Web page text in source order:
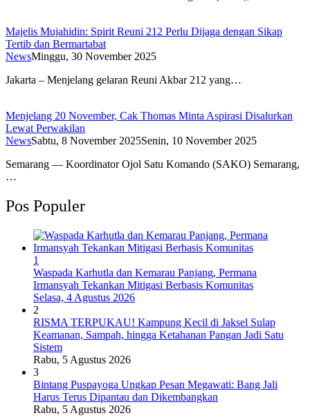
Majelis Mujahidin: Spirit Reuni 212 Perlu Dijaga dengan Sikap
Tertib dan Bermartabat
NewsMinggu, 30 November 2025
Jakarta – Menjelang gelaran Reuni Akbar 212 yang…
Menjelang 20 November, Cak Thomas Minta Aspirasi Disalurkan
Lewat Perwakilan
NewsSabtu, 8 November 2025Senin, 10 November 2025
Semarang — Koordinator Ojol Satu Komando (SAKO) Semarang,
…
Pos Populer
1
Waspada Karhutla dan Kemarau Panjang, Permana
Irmansyah Tekankan Mitigasi Berbasis Komunitas
Selasa, 4 Agustus 2026
2
RISMA TERPUKAU! Kampung Kecil di Jaksel Sulap
Keamanan, Sampah, hingga Ketahanan Pangan Jadi Satu
Sistem
Rabu, 5 Agustus 2026
3
Bintang Puspayoga Ungkap Pesan Megawati: Bang Jali
Harus Terus Dipantau dan Dikembangkan
Rabu, 5 Agustus 2026